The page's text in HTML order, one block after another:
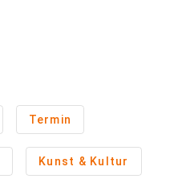
Termin
Kunst & Kultur